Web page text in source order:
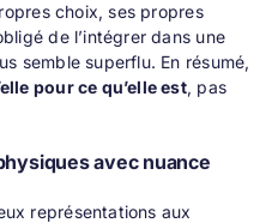
choix, ses propres
de l’intégrer dans une
semble superflu. En résumé,
pour ce qu’elle est, pas
avec nuance
représentations aux